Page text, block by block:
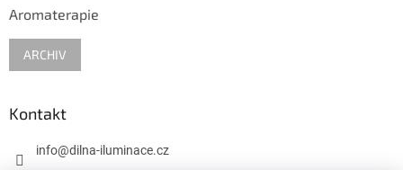
Aromaterapie
ARCHIV
Kontakt
info@dilna-iluminace.cz